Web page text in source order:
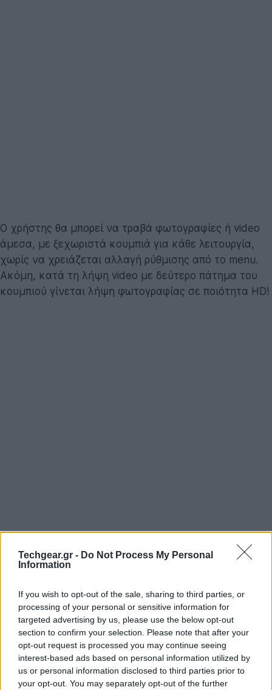
Techgear.gr - Do Not Process My Personal
Information
If you wish to opt-out of the sale, sharing to third parties, or
processing of your personal or sensitive information for
targeted advertising by us, please use the below opt-out
section to confirm your selection. Please note that after your
opt-out request is processed you may continue seeing
interest-based ads based on personal information utilized by
us or personal information disclosed to third parties prior to
your opt-out. You may separately opt-out of the further
Ο χρήστης θα μπορεί να τραβά φωτογραφίες ή video
άμεσα, με ξεχωριστά κουμπιά για κάθε λειτουργία,
χωρίς να χρειάζεται αλλαγή ρύθμισης από το menu.
Ακόμη, κατά τη λήψη video με δεύτερο πάτημα του
κουμπιού γίνεται λήψη φωτογραφίας σε ποιότητα HD!
Να σημειωθεί ότι η αυτόματη εστίαση γίνεται σε
μόλις 0.2sec, η ένταση του flash ρυθμίζεται αυτόματα
ανάλογα με τις συνθήκες, ενώ με συνεχόμενο
πάτημα του κλείστρου ενεργοποιείται το burst mode.
Επίσης, έχει βελτιωθεί τρομερά η δυνατότητα λήψης
σε κακές συνθήκες και η λειτουργία HDR είναι κατά